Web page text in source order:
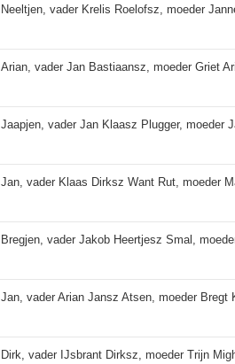
Neeltjen, vader Krelis Roelofsz, moeder
Arian, vader Jan Bastiaansz, moeder Griet
Jaapjen, vader Jan Klaasz Plugger, moeder
Jan, vader Klaas Dirksz Want Rut, moeder
Bregjen, vader Jakob Heertjesz Smal,
Jan, vader Arian Jansz Atsen, moeder Bregt
Dirk, vader IJsbrant Dirksz, moeder Trijn